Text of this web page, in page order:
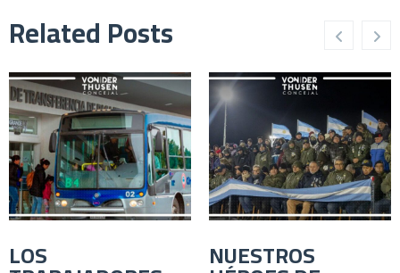
Related Posts
LOS NUESTROS